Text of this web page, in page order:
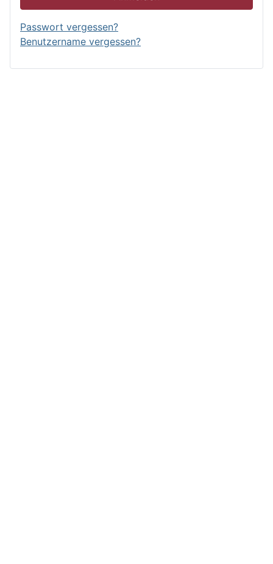
Passwort vergessen?
Benutzername vergessen?